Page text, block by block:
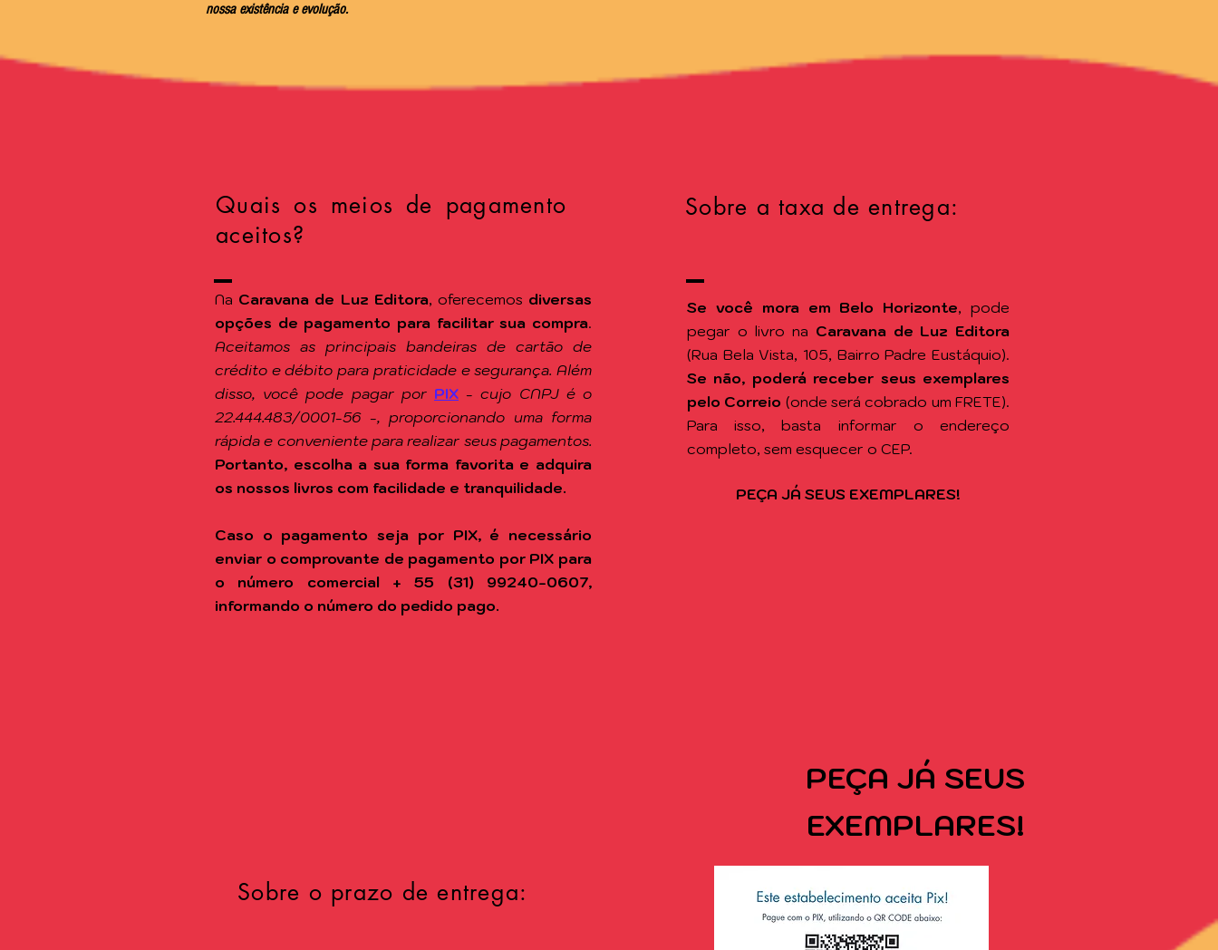
nossa existência e evolução.
Sobre a taxa de entrega:
Se você mora em Belo Horizonte, pode
pegar o livro na Caravana de Luz Editora
(Rua Bela Vista, 105, Bairro Padre Eustáquio).
Se não, poderá receber seus exemplares
pelo Correio (onde será cobrado um FRETE).
Para isso, basta informar o endereço
completo, sem esquecer o CEP.
PEÇA JÁ SEUS EXEMPLARES!
Quais os meios de pagamento
aceitos?
Na Caravana de Luz Editora, oferecemos diversas
opções de pagamento para facilitar sua compra.
Aceitamos as principais bandeiras de cartão de
crédito e débito para praticidade e segurança. Além
disso, você pode pagar por PIX - cujo CNPJ é o
22.444.483/0001-56 -, proporcionando uma forma
rápida e conveniente para realizar seus pagamentos.
Portanto, escolha a sua forma favorita e adquira
os nossos livros com facilidade e tranquilidade.
Caso o pagamento seja por PIX, é necessário
enviar o comprovante de pagamento por PIX para
o número comercial + 55 (31) 99240-0607,
informando o número do pedido pago.
Sobre o prazo de entrega:
PEÇA JÁ SEUS
EXEMPLARES!